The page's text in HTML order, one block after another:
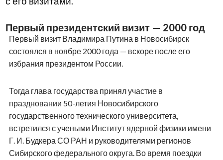
Первый президентский визит — 2000 год
Первый визит Владимира Путина в Новосибирск
состоялся в ноябре 2000 года — вскоре после его
избрания президентом России.
Тогда глава государства принял участие в
праздновании 50-летия Новосибирского
государственного технического университета,
встретился с учеными Институт ядерной физики имени
Г. И. Будкера СО РАН и руководителями регионов
Сибирского федерального округа. Во время поездки